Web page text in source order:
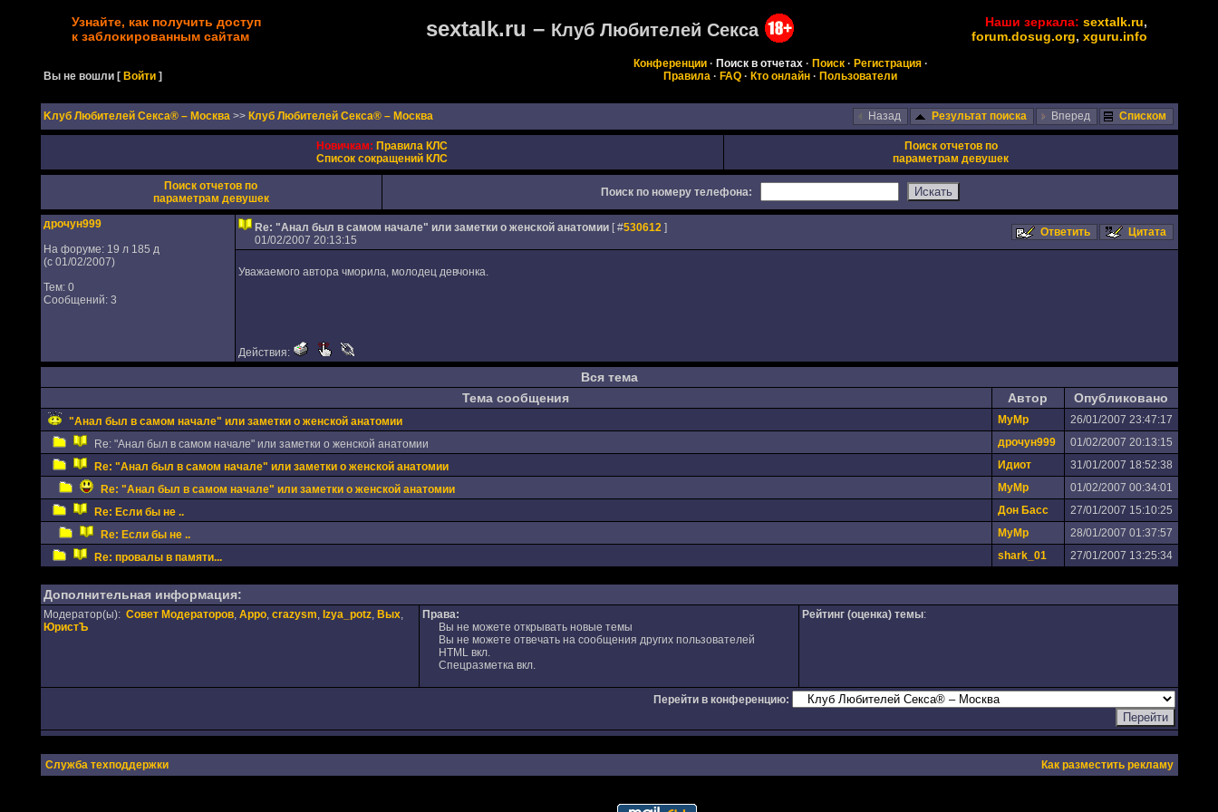
Узнайте, как получить доступ
к заблокированным сайтам
sextalk.ru – Клуб Любителей Секса Наши зеркала: sextalk.ru,
forum.dosug.org, xguru.info
Вы не вошли [Войти ]
Конференции· Поиск в отчетах· Поиск· Регистрация·
Правила · FAQ · Кто онлайн · Пользователи
Kлуб Любителей Секса® – Москва >> Клуб Любителей Секса® – Москва Назад Результат поиска Вперед Списком
Новичкам: Правила КЛС
Список сокращений КЛС
Поиск отчетов по
параметрам девушек
Поиск отчетов по
параметрам девушек
Поиск по номеру телефона:
дрочун999
На форуме: 19 л 185 д
(с 01/02/2007)
Тем: 0
Сообщений: 3
Re: "Анал был в самом начале" или заметки о женской анатомии [ #530612]
01/02/2007 20:13:15
Ответить Цитата
Уважаемого автора чморила, молодец девчонка.
Действия:
Вся тема
Тема сообщения
Автор Опубликовано
"Анал был в самом начале" или заметки о женской анатомии MyMp
26/01/2007 23:47:17
Re: "Анал был в самом начале" или заметки о женской анатомии
дрочун999
01/02/2007 20:13:15
Re: "Анал был в самом начале" или заметки о женской анатомии
Идиот
31/01/2007 18:52:38
Re: "Анал был в самом начале" или заметки о женской анатомии
MyMp
01/02/2007 00:34:01
Re: Если бы не ..
Дон Басс
27/01/2007 15:10:25
Re: Если бы не ..
MyMp
28/01/2007 01:37:57
Re: провалы в памяти...
shark_01 27/01/2007 13:25:34
Дополнительная информация:
Модератор(ы): Совет Модераторов, Appo, crazysm, Izya_potz, Вых,
ЮристЪ
Права:
Вы не можете открывать новые темы
Вы не можете отвечать на сообщения других пользователей
HTML вкл.
Спецразметка вкл.
Рейтинг (оценка) темы:
Перейти в конференцию:
Служба техподдержки Как разместить рекламу